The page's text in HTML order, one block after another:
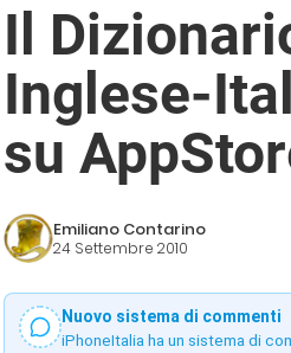
Il
Inglese-
su
Emiliano Contarino
24 Settembre 2010
Nuovo sistema di commenti
iPhoneItalia ha un sistema di